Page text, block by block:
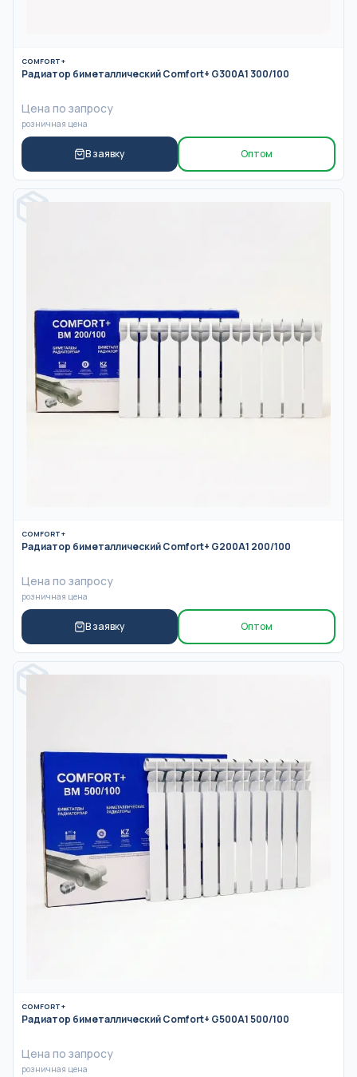
COMFORT+
Радиатор биметаллический Comfort+ G300A1 300/100
Цена по запросу
розничная цена
В заявку Оптом
COMFORT+
Радиатор биметаллический Comfort+ G200A1 200/100
Цена по запросу
розничная цена
В заявку Оптом
COMFORT+
Радиатор биметаллический Comfort+ G500A1 500/100
Цена по запросу
розничная цена